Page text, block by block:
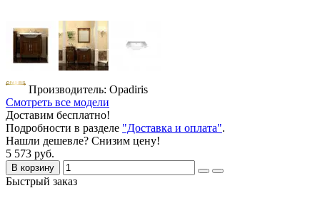
Производитель: Opadiris
Смотреть все модели
Доставим бесплатно!
Подробности в разделе "Доставка и оплата".
Нашли дешевле? Снизим цену!
5 573 руб.
В корзину
Быстрый заказ